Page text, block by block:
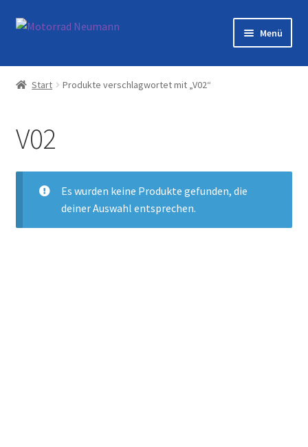
Zur
Zum
Menü
Startseite
Veranstaltungen
Motorräder
Werkstatt
Start Produkte verschlagwortet mit „V02“
V02
Es wurden keine Produkte gefunden, die
deiner Auswahl entsprechen.